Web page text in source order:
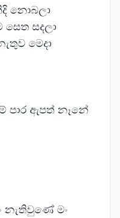
නොබලා
සෙත සදලා
මෙදා
පාර ඇපත් නෑනේ
නැතිවුණේ මං